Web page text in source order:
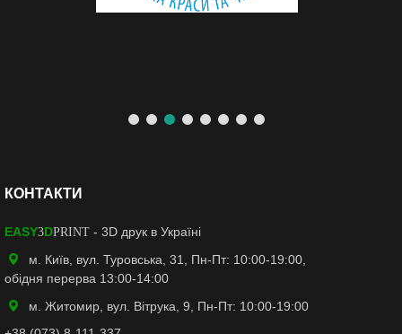
КОНТАКТИ
EASY3DPRINT - 3D друк в Україні
м. Київ, вул. Туровська, 31, Пн-Пт: 10:00-19:00,
обідня перерва 13:00-14:00
м. Житомир, вул. Вітрука, 9, Пн-Пт: 10:00-19:00